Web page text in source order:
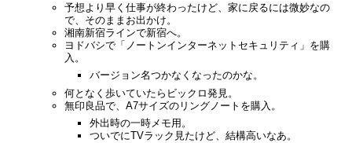
予想より早く仕事が終わったけど、家に戻るには微妙なの
で、そのままお出かけ。
湘南新宿ラインで新宿へ。
ヨドバシで「ノートンインターネットセキュリティ」を購
入。
バージョン名つかなくなったのかな。
何となく歩いていたらビックロ発見。
無印良品で、A7サイズのリングノートを購入。
外出時の一時メモ用。
ついでにTVラック見たけど、結構高いなあ。